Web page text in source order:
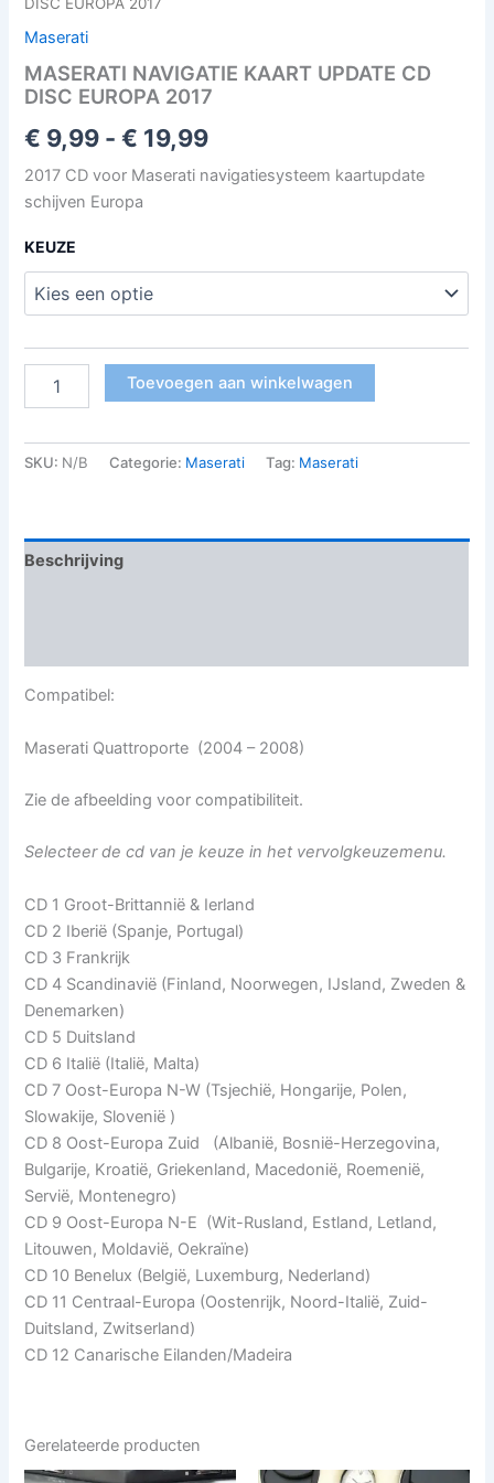
Maserati
MASERATI NAVIGATIE KAART UPDATE CD
DISC EUROPA 2017
€ 9,99 - € 19,99
2017 CD voor Maserati navigatiesysteem kaartupdate
schijven Europa
KEUZE
Toevoegen aan winkelwagen
SKU: N/B Categorie: Maserati Tag: Maserati
Beschrijving
Compatibel:
Maserati Quattroporte (2004 – 2008)
Zie de afbeelding voor compatibiliteit.
Selecteer de cd van je keuze in het vervolgkeuzemenu.
CD 1 Groot-Brittannië & Ierland
CD 2 Iberië (Spanje, Portugal)
CD 3 Frankrijk
CD 4 Scandinavië (Finland, Noorwegen, IJsland, Zweden &
Denemarken)
CD 5 Duitsland
CD 6 Italië (Italië, Malta)
CD 7 Oost-Europa N-W (Tsjechië, Hongarije, Polen,
Slowakije, Slovenië )
CD 8 Oost-Europa Zuid (Albanië, Bosnië-Herzegovina,
Bulgarije, Kroatië, Griekenland, Macedonië, Roemenië,
Servië, Montenegro)
CD 9 Oost-Europa N-E (Wit-Rusland, Estland, Letland,
Litouwen, Moldavië, Oekraïne)
CD 10 Benelux (België, Luxemburg, Nederland)
CD 11 Centraal-Europa (Oostenrijk, Noord-Italië, Zuid-
Duitsland, Zwitserland)
CD 12 Canarische Eilanden/Madeira
Gerelateerde producten
Prijsklasse:
Prijsklasse: